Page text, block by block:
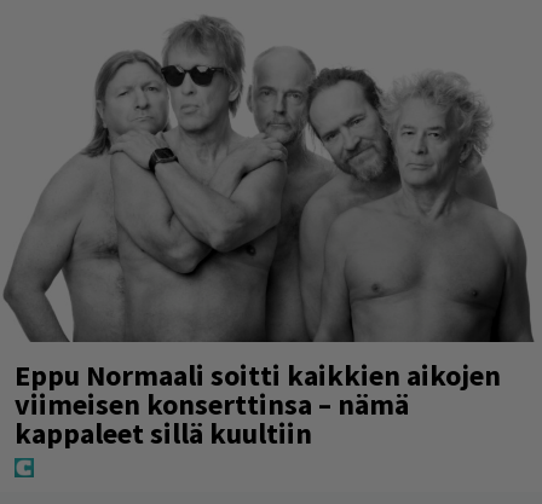
Eppu Normaali soitti kaikkien aikojen
viimeisen konserttinsa – nämä
kappaleet sillä kuultiin